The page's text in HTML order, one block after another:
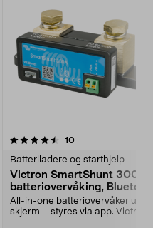
10anmeldelser
Batteriladere og starthjelp
Victron SmartShunt 300A
batteriovervåking, Bluetooth
All-in-one batteriovervåker uten
skjerm – styres via app. Victron
5.0 av 5 stjerner